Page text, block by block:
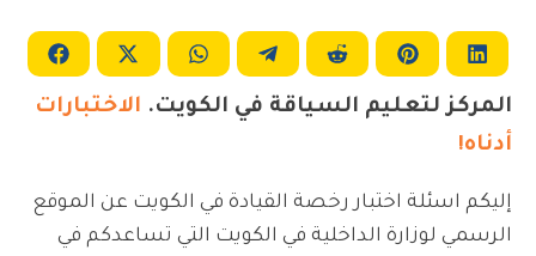
Share
Share
X
Share
WhatsApp
Share
Telegram
Share
Reddit
Share
Pinterest
Share
LinkedIn
المركز لتعليم السياقة في الكويت. الاختبارات
أدناه!
إليكم اسئلة اختبار رخصة القيادة في الكويت عن الموقع
الرسمي لوزارة الداخلية في الكويت التي تساعدكم في